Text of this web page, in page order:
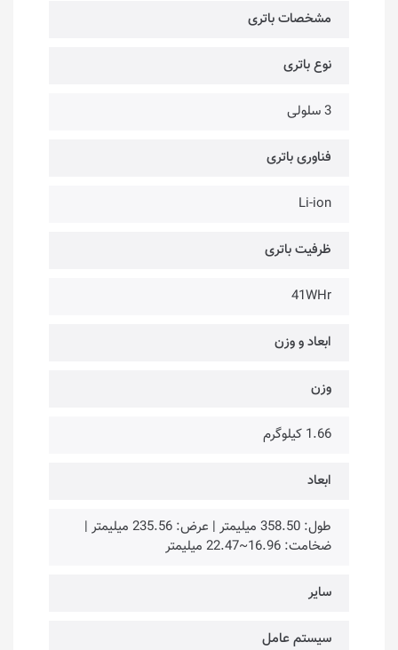
مشخصات باتری
نوع باتری
3 سلولی
فناوری باتری
Li-ion
ظرفیت باتری
41WHr
ابعاد و وزن
وزن
1.66 کیلوگرم
ابعاد
طول: 358.50 میلیمتر | عرض: 235.56 میلیمتر |
ضخامت: 16.96~22.47 میلیمتر
سایر
سیستم عامل